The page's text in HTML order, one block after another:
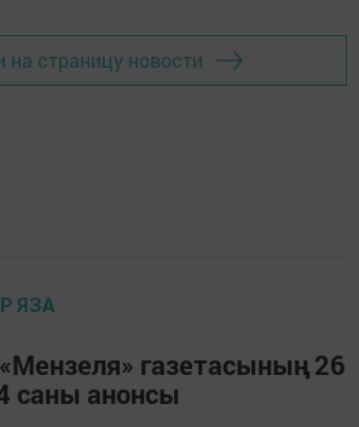
на страницу новости
ЯЗА
газетасының 26
саны анонсы